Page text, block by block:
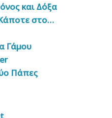
και Δόξα
στο…
Γάμου
Πάπες